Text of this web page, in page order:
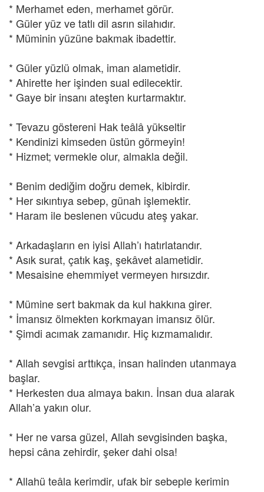
* Merhamet eden, merhamet görür.
* Güler yüz ve tatlı dil asrın silahıdır.
* Müminin yüzüne bakmak ibadettir.
* Güler yüzlü olmak, iman alametidir.
* Ahirette her işinden sual edilecektir.
* Gaye bir insanı ateşten kurtarmaktır.
* Tevazu göstereni Hak teâlâ yükseltir
* Kendinizi kimseden üstün görmeyin!
* Hizmet; vermekle olur, almakla değil.
* Benim dediğim doğru demek, kibirdir.
* Her sıkıntıya sebep, günah işlemektir.
* Haram ile beslenen vücudu ateş yakar.
* Arkadaşların en iyisi Allah’ı hatırlatandır.
* Asık surat, çatık kaş, şekâvet alametidir.
* Mesaisine ehemmiyet vermeyen hırsızdır.
* Mümine sert bakmak da kul hakkına girer.
* İmansız ölmekten korkmayan imansız ölür.
* Şimdi acımak zamanıdır. Hiç kızmamalıdır.
* Allah sevgisi arttıkça, insan halinden utanmaya
başlar.
* Herkesten dua almaya bakın. İnsan dua alarak
Allah’a yakın olur.
* Her ne varsa güzel, Allah sevgisinden başka,
hepsi câna zehirdir, şeker dahi olsa!
* Allahü teâla kerimdir, ufak bir sebeple kerimin